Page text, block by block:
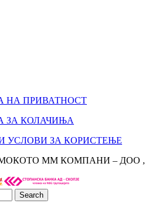
НА ПРИВАТНОСТ
ЗА КОЛАЧИЊА
УСЛОВИ ЗА КОРИСТЕЊЕ
| МОКОТО ММ КОМПАНИ – ДОО ,
Search